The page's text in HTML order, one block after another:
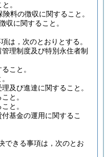
。
料の徴収に関すること。
収に関すること。
は，次のとおりとする。
理制度及び特別永住者制
こと。
及び進達に関すること。
と。
と。
基金の運用に関するこ
できる事項は，次のとお